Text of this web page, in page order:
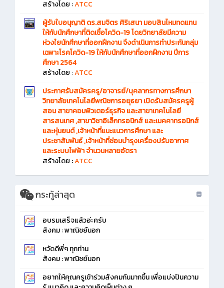
สร้างโดย :ATCC
ผู้รับใบอนุญาติ ดร.สมจิตร ศิริเสนา มอบสินไหมทดแทน
ให้กับนักศึกษาที่ติดเชื้อโควิด-19 โดยวิทยาลัยมีความ
ห่วงใยนักศึกษาที่ออกฝึกงาน จึงดำเนินการทำประกันกลุ่ม
เฉพาะโรคโควิด-19 ให้กับนักศึกษาที่ออกฝึกงาน ปีการ
ศึกษา 2564
สร้างโดย :ATCC
ประกาศรับสมัครครู/อาจารย์/บุคลากรทางการศึกษา
วิทยาลัยเทคโนโลยีพณิชการอยุธยา เปิดรับสมัครครูผู้
สอน สาขาคอมพิวเตอร์ธุรกิจ และสาขาเทคโนโลยี
สารสนเทศ ,สาขาวิชาอิเล็กทรอนิกส์ และเมคคาทรอนิกส์
และหุ่นยนต์ ,เจ้าหน้าที่แนะแนวการศึกษา และ
ประชาสัมพันธ์ ,เจ้าหน้าที่ซ่อมบำรุงเครื่องปรับอากาศ
และระบบไฟฟ้า จำนวนหลายอัตรา
สร้างโดย :ATCC
กระทู้ล่าสุด
อบรมเสร็จแล้วอ่ะครับ
สังคม : พาณิชย์นอก
หวัดดีพี่ๆ ทุกท่าน
สังคม : พาณิชย์นอก
อยากให้คุณครูเข้าร่วมสังคมกันมากขึ้น เพื่อแบ่งปันความ